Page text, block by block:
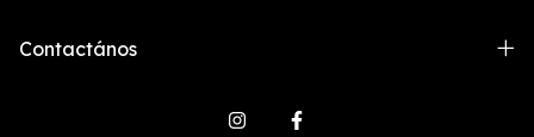
Contactános